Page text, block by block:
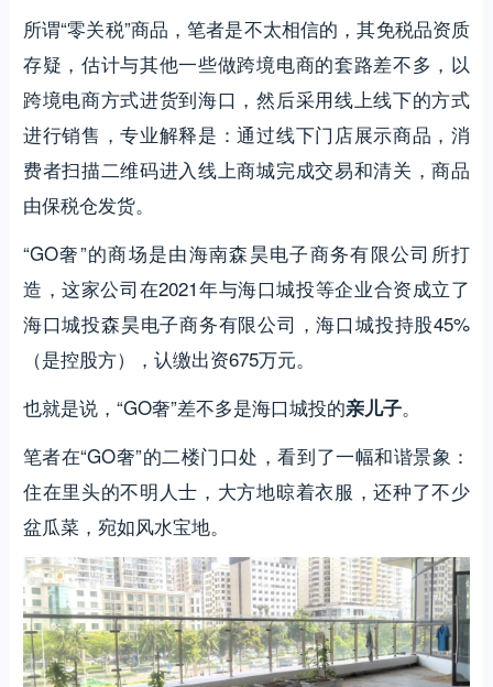
所谓“零关税”商品，笔者是不太相信的，其免税品资质
存疑，估计与其他一些做跨境电商的套路差不多，以
跨境电商方式进货到海口，然后采用线上线下的方式
进行销售，专业解释是：通过线下门店展示商品，消
费者扫描二维码进入线上商城完成交易和清关，商品
由保税仓发货‌。
“GO奢”的商场是由海南森昊电子商务有限公司所打
造，这家公司在2021年与海口城投等企业合资成立了
海口城投森昊电子商务有限公司，海口城投持股45%
（是控股方），认缴出资675万元。
也就是说，“GO奢”差不多是海口城投的亲儿子。
笔者在“GO奢”的二楼门口处，看到了一幅和谐景象：
住在里头的不明人士，大方地晾着衣服，还种了不少
盆瓜菜，宛如风水宝地。